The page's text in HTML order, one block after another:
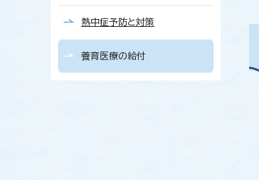
熱中症予防と対策
養育医療の給付